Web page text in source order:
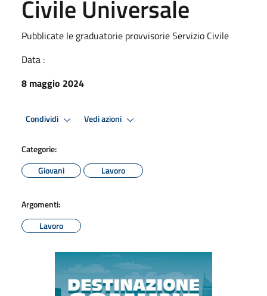
Civile Universale
Pubblicate le graduatorie provvisorie Servizio Civile
Data :
8 maggio 2024
Condividi Vedi azioni
Categorie:
Giovani
Lavoro
Argomenti:
Lavoro